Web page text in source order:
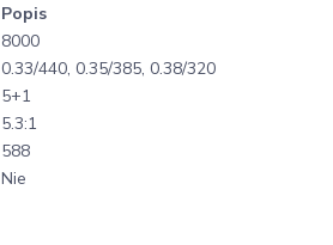
Popis
8000
0.33/440, 0.35/385, 0.38/320
5+1
5.3:1
588
Nie